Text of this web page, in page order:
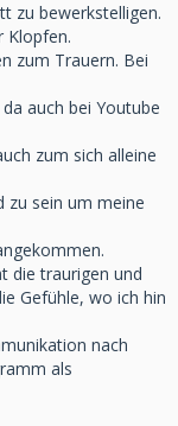
zu bewerkstelligen.
Klopfen.
zum Trauern. Bei
auch bei Youtube
zum sich alleine
zu sein um meine
die traurigen und
Gefühle, wo ich hin
nach
als